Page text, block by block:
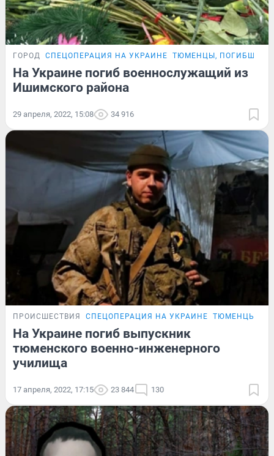
ГОРОД СПЕЦОПЕРАЦИЯ НА УКРАИНЕ ТЮМЕНЦЫ, ПОГИБШИЕ
На Украине погиб военнослужащий из
Ишимского района
29 апреля, 2022, 15:08 34 916
ПРОИСШЕСТВИЯ СПЕЦОПЕРАЦИЯ НА УКРАИНЕ ТЮМЕНЦЫ,
На Украине погиб выпускник
тюменского военно-инженерного
училища
17 апреля, 2022, 17:15 23 844 130